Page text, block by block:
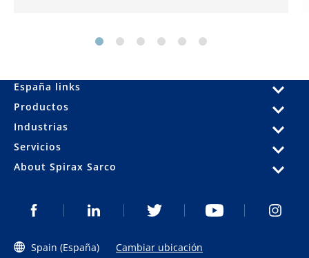
España links
Productos
Industrias
Servicios
About Spirax Sarco
Spain (España) Cambiar ubicación